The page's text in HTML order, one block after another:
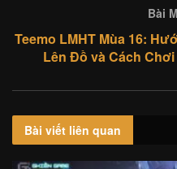
Bài
Teemo LMHT Mùa 16:
Lên Đồ và Cách
Bài viết liên quan